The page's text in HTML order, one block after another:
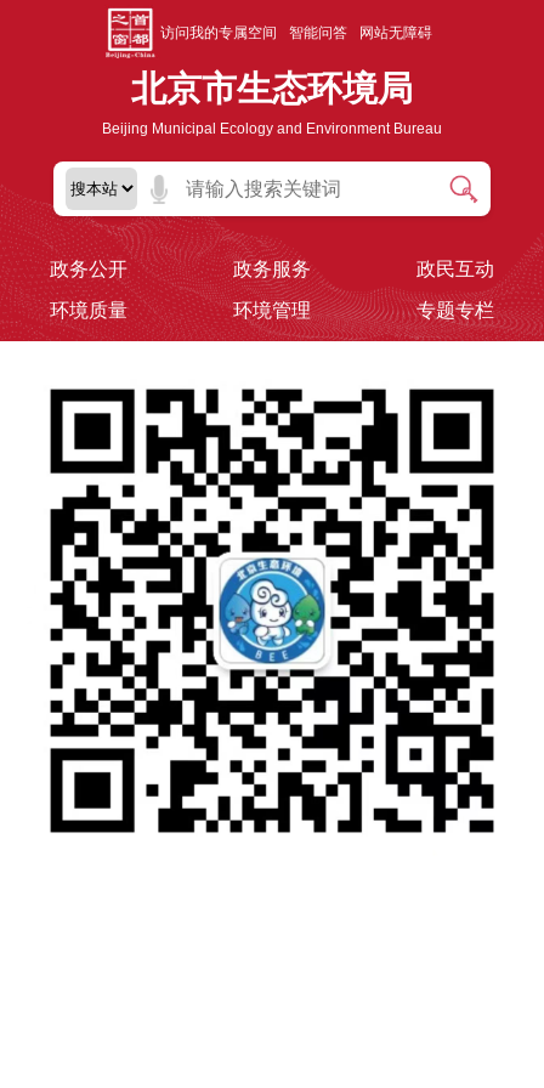
访问我的专属空间 智能问答 网站无障碍
北京市生态环境局
Beijing Municipal Ecology and Environment Bureau
政务公开 政务服务
政民互动
环境质量
环境管理 专题专栏